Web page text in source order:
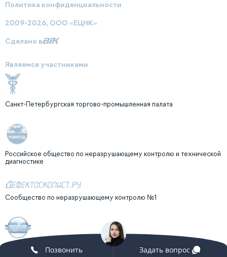
Политика конфиденциальности
2009-2026, ООО «ЕЦНК»
Сделано в
Являемся участниками
Санкт-Петербургская торгово-промышленная палата
Российское общество по неразрушающему контролю и технической
диагностике
Сообщество по неразрушающему контролю №1
Клуб профессионалов неразрушающего контроля "ГУРВИЧ-КЛУБ"
Позвонить Задать вопрос